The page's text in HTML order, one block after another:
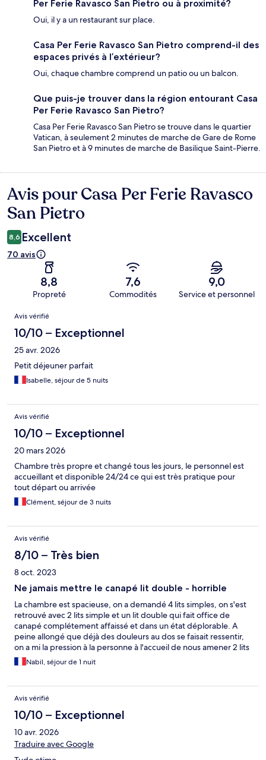
Per Ferie Ravasco San Pietro ou à proximité?
Oui, il y a un restaurant sur place.
Casa Per Ferie Ravasco San Pietro comprend-il des
espaces privés à l’extérieur?
Oui, chaque chambre comprend un patio ou un balcon.
Que puis-je trouver dans la région entourant Casa
Per Ferie Ravasco San Pietro?
Casa Per Ferie Ravasco San Pietro se trouve dans le quartier
Vatican, à seulement 2 minutes de marche de Gare de Rome
San Pietro et à 9 minutes de marche de Basilique Saint-Pierre.
Avis
Avis pour Casa Per Ferie Ravasco
San Pietro
8,6 Excellent
70 avis
8,8
Propreté
7,6
Commodités
9,0
Service et personnel
Avis
Avis vérifié
10/10 – Exceptionnel
25 avr. 2026
Petit déjeuner parfait
Isabelle, séjour de 5 nuits
Avis vérifié
10/10 – Exceptionnel
20 mars 2026
Chambre très propre et changé tous les jours, le personnel est
accueillant et disponible 24/24 ce qui est très pratique pour
tout départ ou arrivée
Clément, séjour de 3 nuits
Avis vérifié
8/10 – Très bien
8 oct. 2023
Ne jamais mettre le canapé lit double - horrible
La chambre est spacieuse, on a demandé 4 lits simples, on s'est
retrouvé avec 2 lits simple et un lit double qui fait office de
canapé complétement affaissé et dans un état déplorable. A
peine allongé que déjà des douleurs au dos se faisait ressentir,
on a mi la pression à la personne à l'accueil de nous amener 2 lits
simples que l'on est aller chercher soit même avec mes fils dans
la réserve et mi en place dans la chambre. Il n'était pas possible
Nabil, séjour de 1 nuit
Avis vérifié
10/10 – Exceptionnel
10 avr. 2026
Traduire avec Google